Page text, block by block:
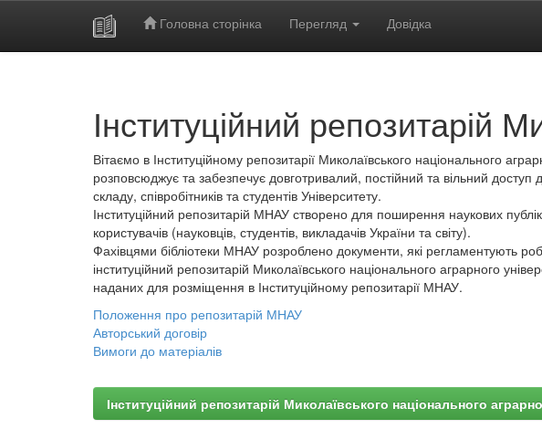
Головна сторінка Перегляд Довідка
Інституційний репозитарій
Вітаємо в Інституційному репозитарії Миколаївського національного
розповсюджує та забезпечує довготривалий, постійний та вільний
складу, співробітників та студентів Університету.
Інституційний репозитарій МНАУ створено для поширення наукових
користувачів (науковців, студентів, викладачів України та світу).
Фахівцями бібліотеки МНАУ розроблено документи, які регламентують
інституційний репозитарій Миколаївського національного аграрного
наданих для розміщення в Інституційному репозитарії МНАУ.
Положення про репозитарій МНАУ
Авторський договір
Вимоги до матеріалів
Інституційний репозитарій Миколаївського національного